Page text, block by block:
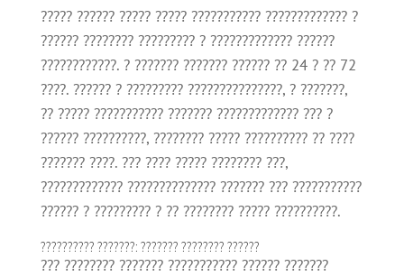
????? ?????? ????? ????? ??????????? ????????????? ?
?????? ???????? ????????? ? ????????????? ??????
????????????. ? ??????? ??????? ?????? ?? 24 ? ?? 72
????. ?????? ? ????????? ???????????????, ? ???????,
?? ????? ??????????? ??????? ????????????? ??? ?
?????? ??????????, ???????? ????? ?????????? ?? ????
??????? ????. ??? ???? ????? ???????? ???,
????????????? ?????????????? ??????? ??? ???????????
?????? ? ????????? ? ?? ???????? ????? ??????????.
?????????? ???????: ??????? ???????? ??????
??? ???????? ??????? ??????????? ?????? ???????